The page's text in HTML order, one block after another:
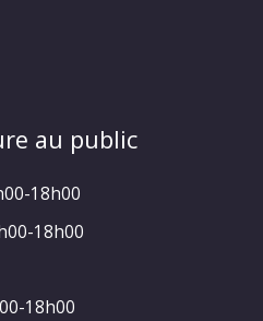
au public
18h00
18h00
18h00